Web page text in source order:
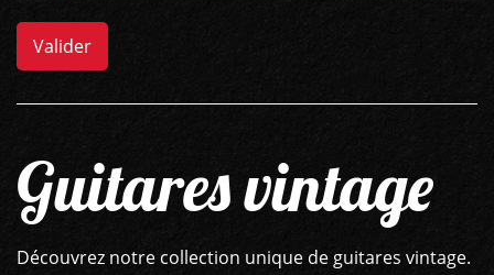
Guitares vintage
Découvrez notre collection unique de guitares vintage.
Valider